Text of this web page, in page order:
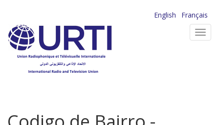
contenu
principal
English
Français